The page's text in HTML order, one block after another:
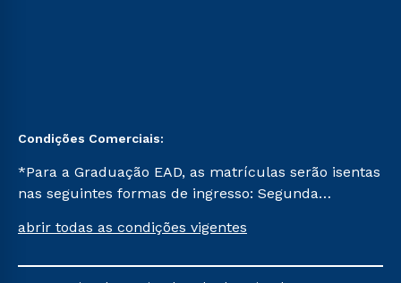
Condições Comerciais:
*Para a Graduação EAD, as matrículas serão isentas
nas seguintes formas de ingresso: Segunda
Já para as demais, a taxa de matrícula será de R$
mencionadas são referentes aos cursos: Ensino
abrir todas as condições vigentes